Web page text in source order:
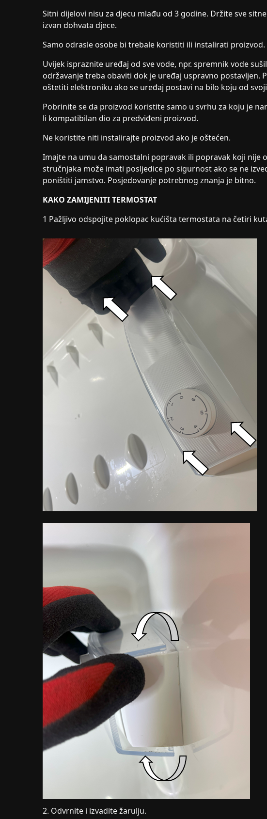
Sitni dijelovi nisu za djecu mlađu od 3 godine. Držite sve
izvan dohvata djece.
Samo odrasle osobe bi trebale koristiti ili instalirati proizvod.
Uvijek ispraznite uređaj od sve vode, npr. spremnik vode
održavanje treba obaviti dok je uređaj uspravno postavljen.
oštetiti elektroniku ako se uređaj postavi na bilo koju od
Pobrinite se da proizvod koristite samo u svrhu za koju je
li kompatibilan dio za predviđeni proizvod.
Ne koristite niti instalirajte proizvod ako je oštećen.
Imajte na umu da samostalni popravak ili popravak koji nije
stručnjaka može imati posljedice po sigurnost ako se ne
poništiti jamstvo. Posjedovanje potrebnog znanja je bitno.
KAKO ZAMIJENITI TERMOSTAT
1 Pažljivo odspojite poklopac kućišta termostata na četiri
2. Odvrnite i izvadite žarulju.